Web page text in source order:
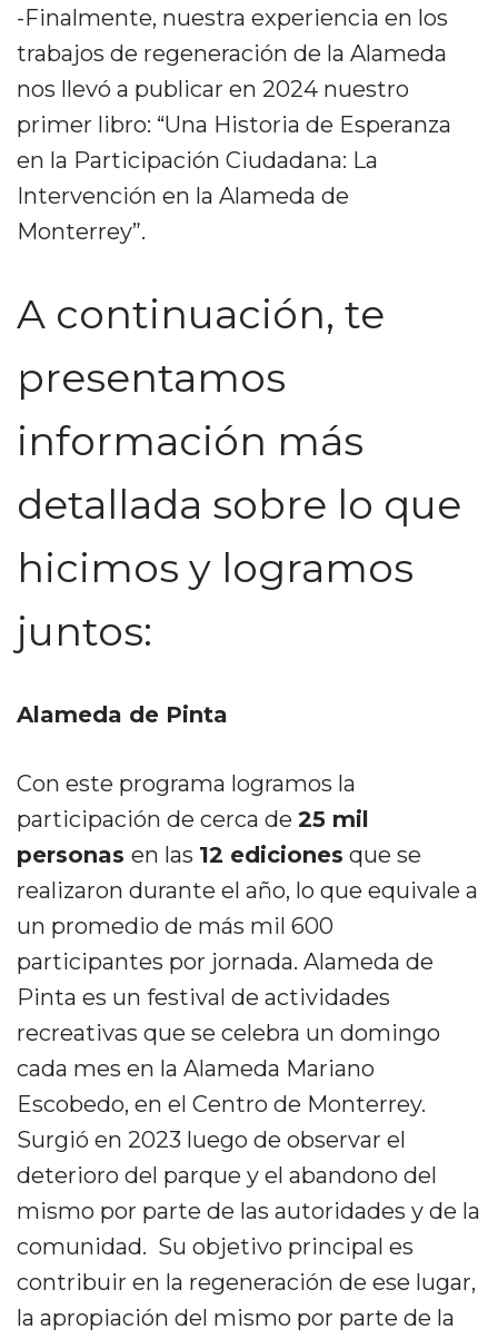
-Finalmente, nuestra experiencia en los
trabajos de regeneración de la Alameda
nos llevó a publicar en 2024 nuestro
primer libro: “Una Historia de Esperanza
en la Participación Ciudadana: La
Intervención en la Alameda de
Monterrey”.
A continuación, te
presentamos
información más
detallada sobre lo que
hicimos y logramos
juntos:
Alameda de Pinta
Con este programa logramos la
participación de cerca de 25 mil
personas en las 12 ediciones que se
realizaron durante el año, lo que equivale a
un promedio de más mil 600
participantes por jornada. Alameda de
Pinta es un festival de actividades
recreativas que se celebra un domingo
cada mes en la Alameda Mariano
Escobedo, en el Centro de Monterrey.
Surgió en 2023 luego de observar el
deterioro del parque y el abandono del
mismo por parte de las autoridades y de la
comunidad. Su objetivo principal es
contribuir en la regeneración de ese lugar,
la apropiación del mismo por parte de la